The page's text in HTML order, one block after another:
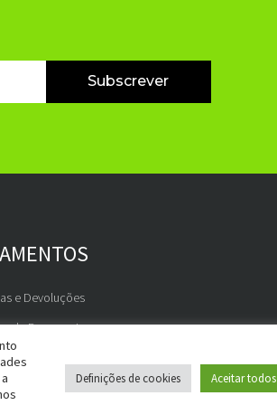
Subscrever
e Devoluções
de Pagamento
Definições de cookies Aceitar todos